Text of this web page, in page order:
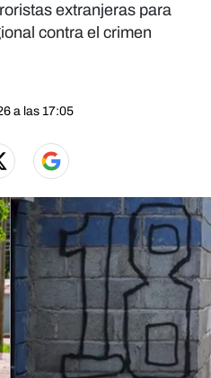
extranjeras para
contra el crimen
a las 17:05